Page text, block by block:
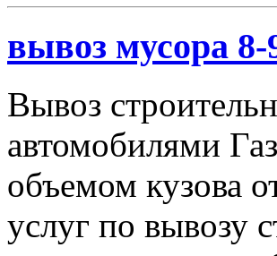
вывоз мусора 8-
Вывоз
автомобилями
объемом кузова
услуг по вывозу